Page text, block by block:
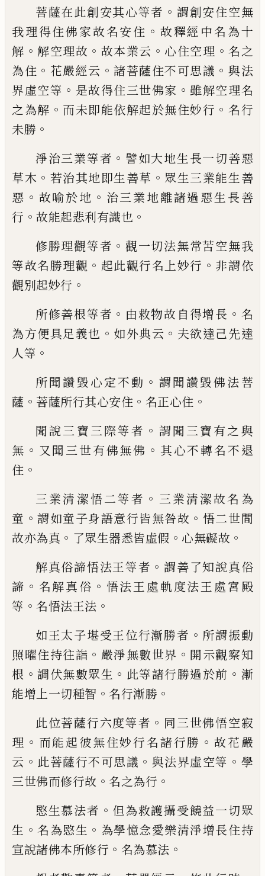
菩薩在此創安其心等者 。 謂創安住空無
我理得住佛家故名安住 。 故釋經中名為十
解 。 解空理故 。 故本業云 。 心住空理 。名之
為住 。 花嚴經云 。諸菩薩住不可思議 。與法
界虛空等 。 是故得住三世佛家 。雖解空理名
之為解 。 而未即能依解起於無住妙行 。 名行
未勝 。
淨治三業等者 。 譬如大地生長一切善惡
草木 。 若治其地即生善草 。 眾生三業能生善
惡 。 故喻於地 。 治三業地離諸過惡生長善
行 。 故能起悲利有識也 。
修勝理觀等者 。觀一切法無常苦空無我
等故名勝理觀 。 起此觀行名上妙行 。 非謂依
觀別起妙行 。
所修善根等者 。 由救物故自得增長 。 名
為方便具足義也 。 如外典云 。 夫欲達己先達
人等 。
所聞讚毀心定不動 。 謂聞讚毀佛法菩
薩 。 菩薩所行其心安住 。 名正心住 。
聞說三寶三際等者 。 謂聞三寶有之與
無 。 又聞三世有佛無佛 。 其心不轉名不退
住 。
三業清潔悟二等者 。 三業清潔故名為
童 。謂如童子身語意行皆無咎故 。 悟二世間
故亦為真 。 了眾生器悉皆虛假 。 心無礙故 。
解真俗諦悟法王等者 。謂善了知說真俗
諦 。 名解真俗 。 悟法王處軌度法王處宮殿
等 。 名悟法王法 。
如王太子堪受王位行漸勝者 。 所謂振動
照曜住持往詣 。 嚴淨無數世界 。 開示觀察知
根 。調伏無數眾生 。 此等諸行勝過於前 。 漸
能增 上一切種智 。 名行漸勝 。
此位菩薩行六度等者 。 同三世佛悟空寂
理 。 而能起彼無住妙行名諸行勝 。 故花嚴
云 。 此菩薩行不可思議 。 與法界虛空等 。 學
三世佛而修行故 。 名之為行 。
愍生慕法者 。 但為救護攝受饒益一切眾
生 。名為愍生 。 為學憶念愛樂清淨增長住持
宣說諸佛本所修行 。 名為慕法 。